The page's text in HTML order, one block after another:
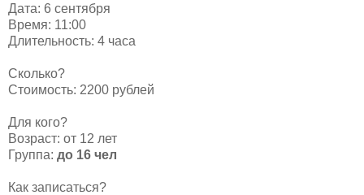
Дата: 6 сентября
Время: 11:00
Длительность: 4 часа
Сколько?
Стоимость: 2200 рублей
Для кого?
Возраст: от 12 лет
Группа: до 16 чел
Как записаться?